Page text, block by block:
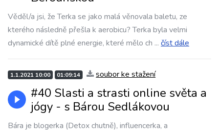
Věděl/a jsi, že Terka se jako malá věnovala baletu, ze
kterého následně přešla k aerobicu? Terka byla velmi
dynamické dítě plné energie, které mělo ch ... číst dále
1.1.2021 10:00 01:09:14 soubor ke stažení
#40 Slasti a strasti online světa a
jógy - s Bárou Sedlákovou
Bára je blogerka (Detox chutně), influencerka, a